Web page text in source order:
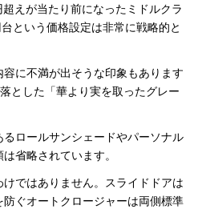
えが当たり前になったミドルクラ
という価格設定は非常に戦略的と
に不満が出そうな印象もあります
とした「華より実を取ったグレー
ロールサンシェードやパーソナル
省略されています。
ではありません。スライドドアは
ぐオートクロージャーは両側標準